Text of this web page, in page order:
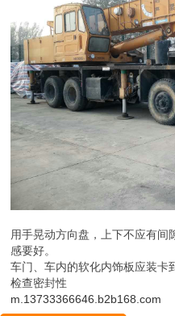
用手晃动方向盘，上下不应有
感要好。
车门、车内的软化内饰板应装卡
检查密封性
m.13733366646.b2b168.com